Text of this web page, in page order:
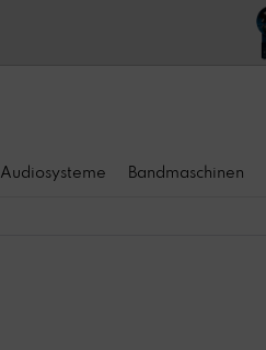
Audiosysteme Bandmaschinen